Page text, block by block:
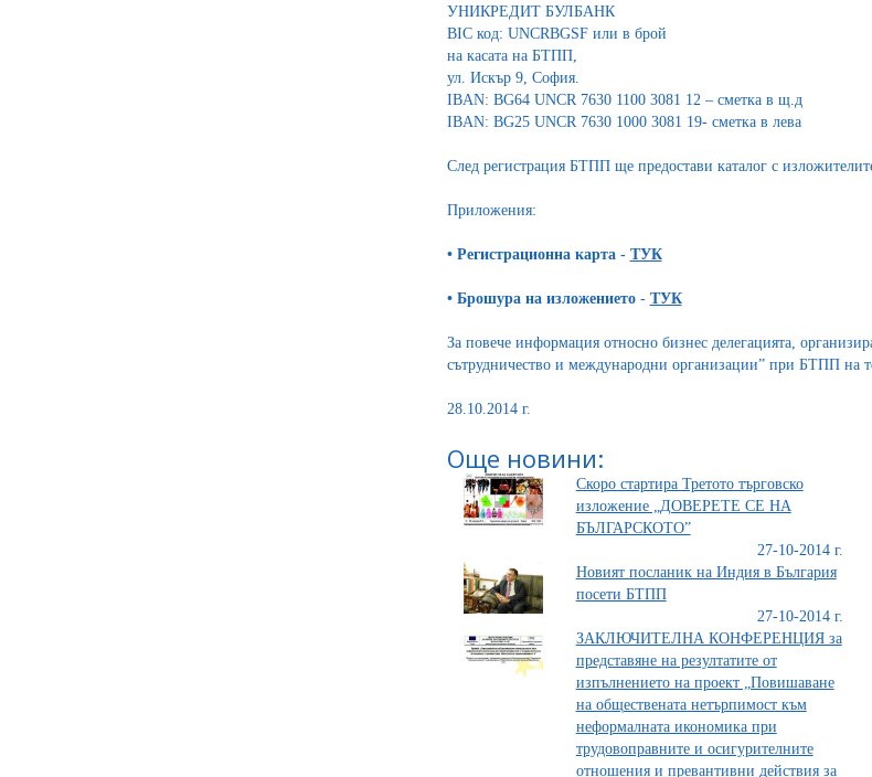
УНИКРЕДИТ БУЛБАНК
BIC код: UNCRBGSF или в брой
на касата на БТПП,
ул. Искър 9, София.
IBAN: BG64 UNCR 7630 1100 3081 12 – сметка в щ.д
IBAN: BG25 UNCR 7630 1000 3081 19- сметка в лева
След регистрация БТПП ще предостави каталог с
Приложения:
• Регистрационна карта - ТУК
• Брошура на изложението - ТУК
За повече информация относно бизнес делегацията,
сътрудничество и международни организации” при БТПП на
28.10.2014 г.
Още новини:
Скоро стартира Третото търговско
изложение „ДОВЕРЕТЕ СЕ НА
БЪЛГАРСКОТО”
27-10-2014 г.
Новият посланик на Индия в България
посети БТПП
27-10-2014 г.
ЗАКЛЮЧИТЕЛНА КОНФЕРЕНЦИЯ за
представяне на резултатите от
изпълнението на проект „Повишаване
на обществената нетърпимост към
неформалната икономика при
трудовоправните и осигурителните
отношения и превантивни действия за